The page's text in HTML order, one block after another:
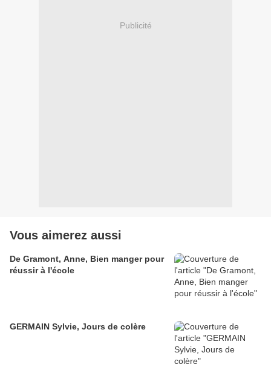
Publicité
Vous aimerez aussi
De Gramont, Anne, Bien manger pour
réussir à l'école
GERMAIN Sylvie, Jours de colère